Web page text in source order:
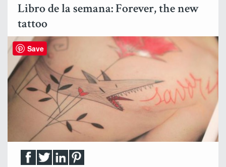
Libro de la semana: Forever, the new
tattoo
Save